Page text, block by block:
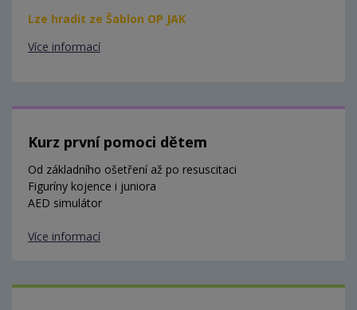
Lze hradit ze Šablon OP JAK
Více informací
Kurz první pomoci dětem
Od základního ošetření až po resuscitaci
Figuríny kojence i juniora
AED simulátor
Více informací